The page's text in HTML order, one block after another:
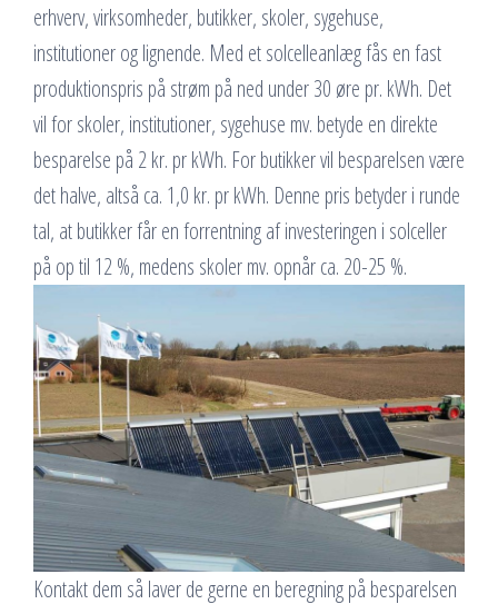
erhverv, virksomheder, butikker, skoler, sygehuse,
institutioner og lignende. Med et solcelleanlæg fås en fast
produktionspris på strøm på ned under 30 øre pr. kWh. Det
vil for skoler, institutioner, sygehuse mv. betyde en direkte
besparelse på 2 kr. pr kWh. For butikker vil besparelsen være
det halve, altså ca. 1,0 kr. pr kWh. Denne pris betyder i runde
tal, at butikker får en forrentning af investeringen i solceller
på op til 12 %, medens skoler mv. opnår ca. 20-25 %.
Kontakt dem så laver de gerne en beregning på besparelsen